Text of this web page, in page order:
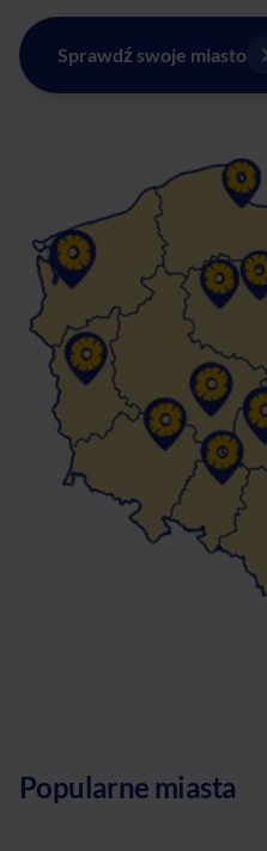
Sprawdź swoje miasto
Popularne miasta